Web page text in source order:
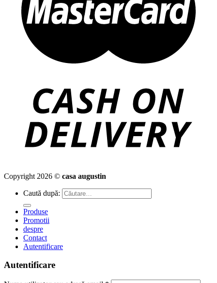
Copyright 2026 © casa augustin
Caută după:
Produse
Promotii
despre
Contact
Autentificare
Autentificare